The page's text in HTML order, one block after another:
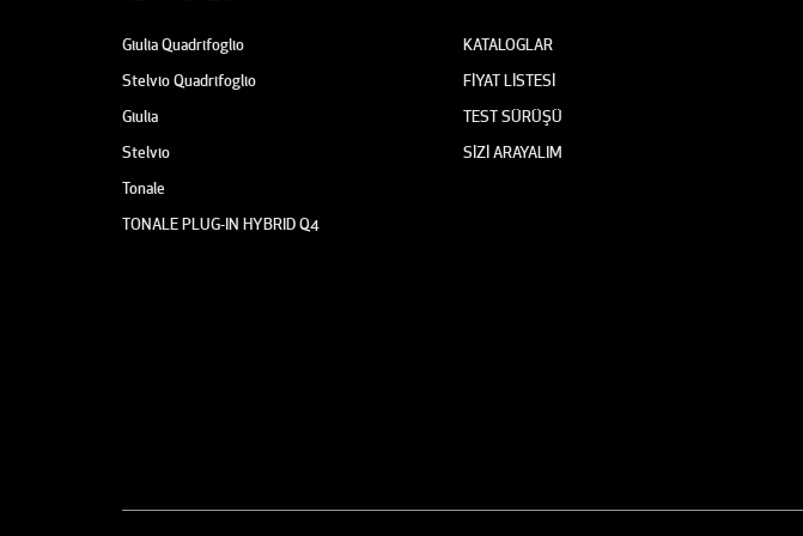
Giulia Quadrifoglio
Stelvio Quadrifoglio
Giulia
Stelvio
Tonale
TONALE PLUG-IN HYBRID Q4
KATALOGLAR
FİYAT LİSTESİ
TEST SÜRÜŞÜ
SİZİ ARAYALIM